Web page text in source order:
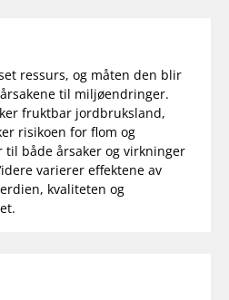
ressurs, og måten den blir
til miljøendringer.
fruktbar jordbruksland,
risikoen for flom og
både årsaker og virkninger
varierer effektene av
kvaliteten og